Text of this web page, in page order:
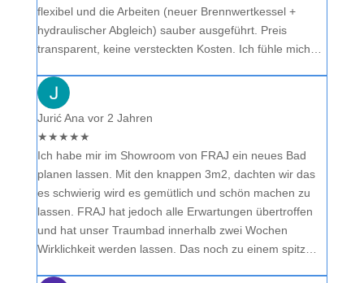
flexibel und die Arbeiten (neuer Brennwertkessel +
hydraulischer Abgleich) sauber ausgeführt. Preis
transparent, keine versteckten Kosten. Ich fühle mich…
Jurić Ana vor 2 Jahren
★★★★★
Ich habe mir im Showroom von FRAJ ein neues Bad
planen lassen. Mit den knappen 3m2, dachten wir das
es schwierig wird es gemütlich und schön machen zu
lassen. FRAJ hat jedoch alle Erwartungen übertroffen
und hat unser Traumbad innerhalb zwei Wochen
Wirklichkeit werden lassen. Das noch zu einem spitz…